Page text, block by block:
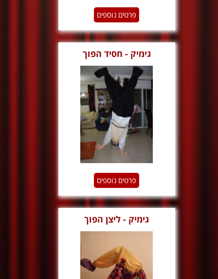
פרטים נוספים
גימיק - חסיד הפוך
פרטים נוספים
גימיק - ליצן הפוך